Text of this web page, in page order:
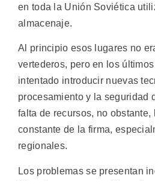
en toda la Unión Soviética
almacenaje.
Al principio esos lugares no
vertederos, pero en los
intentado introducir nuevas
procesamiento y la seguridad
falta de recursos, no obstante,
constante de la firma,
regionales.
Los problemas se presentan